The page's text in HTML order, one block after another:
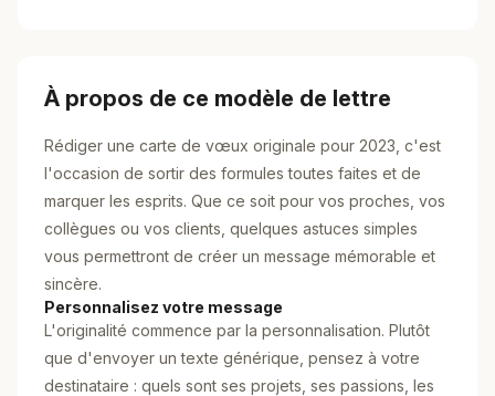
À propos de ce modèle de lettre
Rédiger une carte de vœux originale pour 2023, c'est
l'occasion de sortir des formules toutes faites et de
marquer les esprits. Que ce soit pour vos proches, vos
collègues ou vos clients, quelques astuces simples
vous permettront de créer un message mémorable et
sincère.
Personnalisez votre message
L'originalité commence par la personnalisation. Plutôt
que d'envoyer un texte générique, pensez à votre
destinataire : quels sont ses projets, ses passions, les